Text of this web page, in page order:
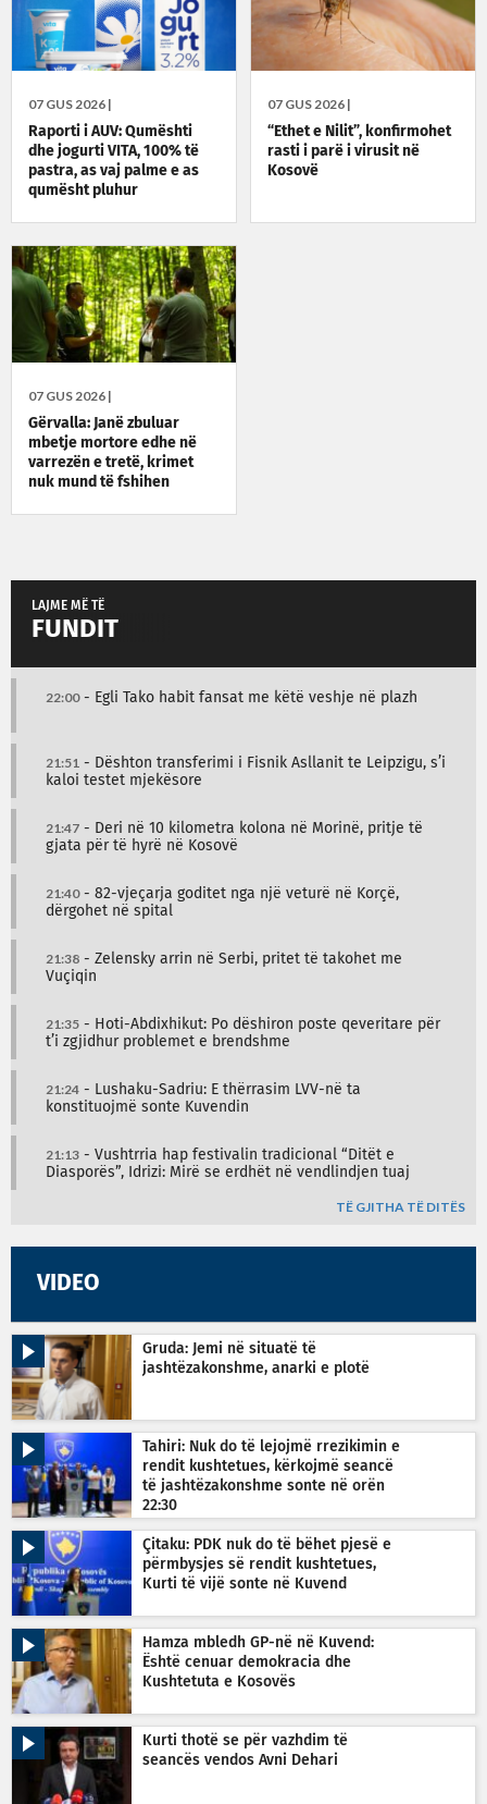
07 GUS 2026 |
Raporti i AUV: Qumështi
dhe jogurti VITA, 100% të
pastra, as vaj palme e as
qumësht pluhur
07 GUS 2026 |
“Ethet e Nilit”, konfirmohet
rasti i parë i virusit në
Kosovë
07 GUS 2026 |
Gërvalla: Janë zbuluar
mbetje mortore edhe në
varrezën e tretë, krimet
nuk mund të fshihen
LAJME MË TË
FUNDIT
22:00- Egli Tako habit fansat me këtë veshje në plazh
21:51 - Dështon transferimi i Fisnik Asllanit te Leipzigu, s’i
kaloi testet mjekësore
21:47 - Deri në 10 kilometra kolona në Morinë, pritje të
gjata për të hyrë në Kosovë
21:40- 82-vjeçarja goditet nga një veturë në Korçë,
dërgohet në spital
21:38 - Zelensky arrin në Serbi, pritet të takohet me
Vuçiqin
21:35 - Hoti-Abdixhikut: Po dëshiron poste qeveritare për
t’i zgjidhur problemet e brendshme
21:24 - Lushaku-Sadriu: E thërrasim LVV-në ta
konstituojmë sonte Kuvendin
21:13 - Vushtrria hap festivalin tradicional “Ditët e
Diasporës”, Idrizi: Mirë se erdhët në vendlindjen tuaj
TË GJITHA TË DITËS
VIDEO
Gruda: Jemi në situatë të
jashtëzakonshme, anarki e plotë
Tahiri: Nuk do të lejojmë rrezikimin e
rendit kushtetues, kërkojmë seancë
të jashtëzakonshme sonte në orën
22:30
Çitaku: PDK nuk do të bëhet pjesë e
përmbysjes së rendit kushtetues,
Kurti të vijë sonte në Kuvend
Hamza mbledh GP-në në Kuvend:
Është cenuar demokracia dhe
Kushtetuta e Kosovës
Kurti thotë se për vazhdim të
seancës vendos Avni Dehari